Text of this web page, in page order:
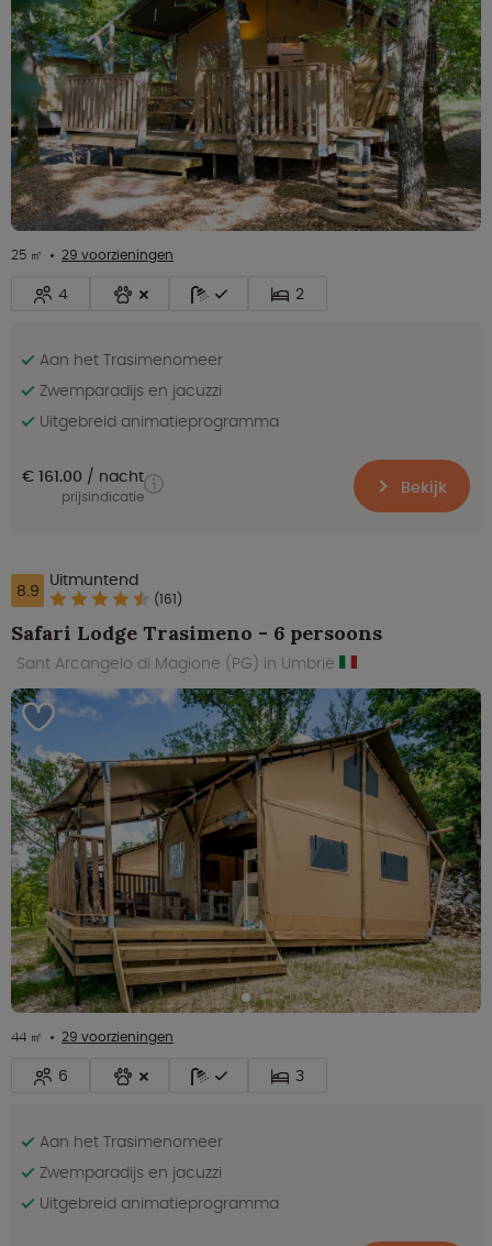
25 ㎡ 29 voorzieningen
4 2
Aan het Trasimenomeer
Zwemparadijs en jacuzzi
Uitgebreid animatieprogramma
€ 161.00 nacht
prijsindicatie Bekijk
8.9 Uitmuntend
(161)
Safari Lodge Trasimeno - 6 persoons
Sant Arcangelo di Magione (PG) in Umbrië
44 ㎡ 29 voorzieningen
6 3
Aan het Trasimenomeer
Zwemparadijs en jacuzzi
Uitgebreid animatieprogramma